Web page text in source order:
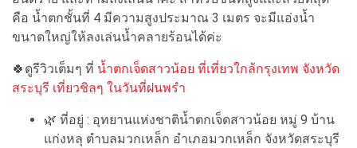
คือ น้ำตกชั้นที่ 4 มีความสูงประมาณ 3 เมตร จะมีแอ่งน้ำ
ขนาดใหญ่ให้ลงเล่นน้ำคลายร้อนได้ค่ะ
🍀ดูรีวิวเต็มๆ ที่ น้ำตกเจ็ดสาวน้อย ที่เที่ยวใกล้กรุงเทพ จังหวัด
สระบุรี เที่ยวชิลๆ ในวันที่ฝนพรำ
🌿 ที่อยู่ : อุทยานแห่งชาติน้ำตกเจ็ดสาวน้อย หมู่ 9 บ้าน
แก่งหลุ ตำบลมวกเหล็ก อำเภอมวกเหล็ก จังหวัดสระบุรี